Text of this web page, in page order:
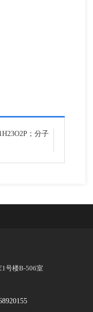
；分子
号楼B-506室